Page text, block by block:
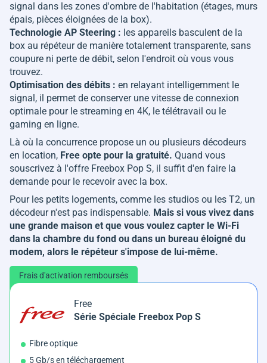
signal dans les zones d'ombre de l'habitation (étages, murs
épais, pièces éloignées de la box).
Technologie AP Steering : les appareils basculent de la
box au répéteur de manière totalement transparente, sans
coupure ni perte de débit, selon l'endroit où vous vous
trouvez.
Optimisation des débits : en relayant intelligemment le
signal, il permet de conserver une vitesse de connexion
optimale pour le streaming en 4K, le télétravail ou le
gaming en ligne.
Là où la concurrence propose un ou plusieurs décodeurs
en location, Free opte pour la gratuité. Quand vous
souscrivez à l'offre Freebox Pop S, il suffit d'en faire la
demande pour le recevoir avec la box.
Pour les petits logements, comme les studios ou les T2, un
décodeur n'est pas indispensable. Mais si vous vivez dans
une grande maison et que vous voulez capter le Wi-Fi
dans la chambre du fond ou dans un bureau éloigné du
modem, alors le répéteur s'impose de lui-même.
Frais d'activation remboursés
Free
Série Spéciale Freebox Pop S
Fibre optique
5 Gb/s en téléchargement